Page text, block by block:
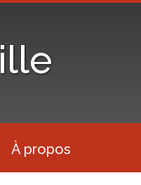
À propos